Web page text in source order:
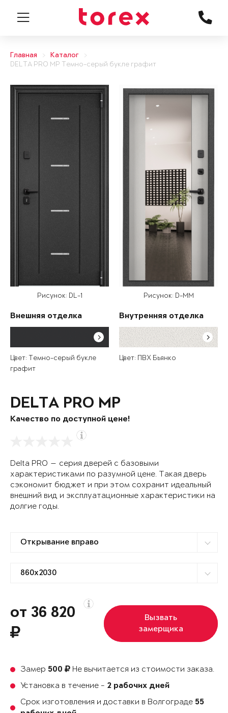
Главная
Каталог
DELTA PRO MP Темно-серый букле графит
Рисунок: DL-1
Внешняя отделка
Цвет: Темно-серый букле
графит
Рисунок: D-MM
Внутренняя отделка
Цвет: ПВХ Бьянко
DELTA PRO MP
Качество по доступной цене!
Delta PRO — серия дверей с базовыми
характеристиками по разумной цене. Такая дверь
сэкономит бюджет и при этом сохранит идеальный
внешний вид и эксплуатационные характеристики на
долгие годы.
от 36 820
Вызвать
замерщика
Замер 500
Не вычитается из стоимости заказа.
Установка в течение - 2 рабочих дней
Срок изготовления и доставки в Волгограде 55